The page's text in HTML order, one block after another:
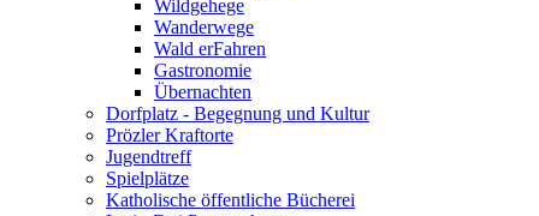
Wildgehege
Wanderwege
Wald erFahren
Gastronomie
Übernachten
Dorfplatz - Begegnung und Kultur
Prözler Kraftorte
Jugendtreff
Spielplätze
Katholische öffentliche Bücherei